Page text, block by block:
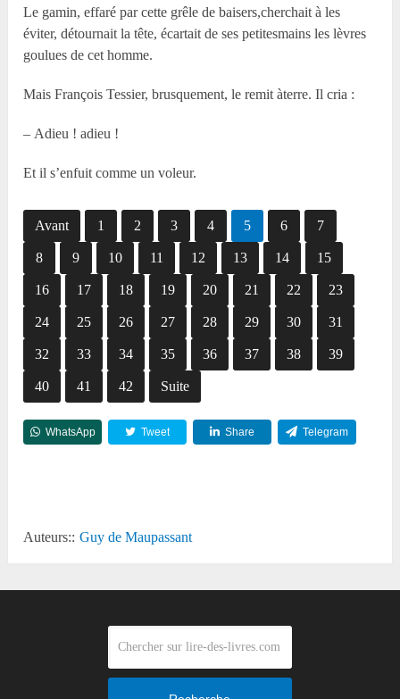
Le gamin, effaré par cette grêle de baisers,cherchait à les
éviter, détournait la tête, écartait de ses petitesmains les lèvres
goulues de cet homme.
Mais François Tessier, brusquement, le remit àterre. Il cria :
– Adieu ! adieu !
Et il s’enfuit comme un voleur.
Avant 1 2 3 4 5 6 7
8 9 10 11 12 13 14 15
16 17 18 19 20 21 22 23
24 25 26 27 28 29 30 31
32 33 34 35 36 37 38 39
40 41 42 Suite
WhatsApp Tweet Share Telegram
Auteurs:: Guy de Maupassant